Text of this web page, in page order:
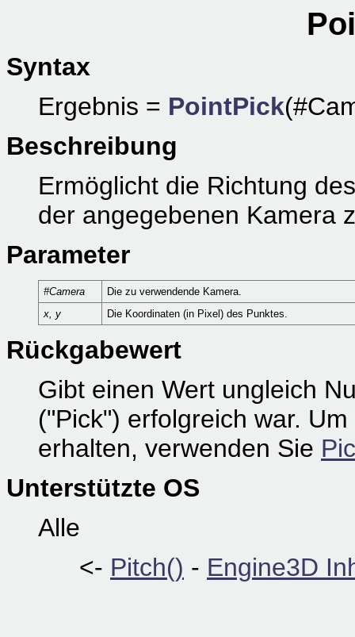
Syntax
Ergebnis = PointPick
Beschreibung
Ermöglicht die Richtung
der angegebenen Kamera
Parameter
#Camera
Die zu verwendende Kamera.
x, y
Die Koordinaten (in Pixel) des Punktes.
Rückgabewert
Gibt einen Wert ungleich
("Pick") erfolgreich war.
erhalten, verwenden Sie
Unterstützte OS
Alle
<- Pitch() - Engine3D